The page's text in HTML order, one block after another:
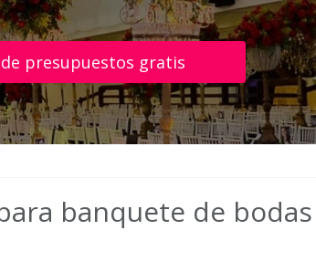
presupuestos gratis
banquete de